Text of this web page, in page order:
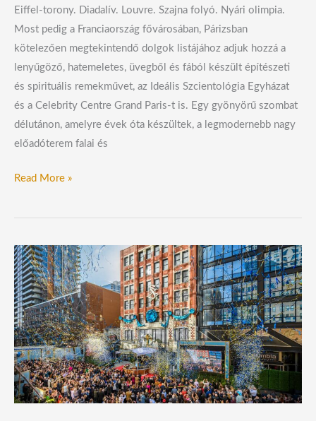
Eiffel-torony. Diadalív. Louvre. Szajna folyó. Nyári olimpia.
Most pedig a Franciaország fővárosában, Párizsban
kötelezően megtekintendő dolgok listájához adjuk hozzá a
lenyűgöző, hatemeletes, üvegből és fából készült építészeti
és spirituális remekművet, az Ideális Szcientológia Egyházat
és a Celebrity Centre Grand Paris-t is. Egy gyönyörű szombat
délutánon, amelyre évek óta készültek, a legmodernebb nagy
előadóterem falai és
Read More »
Szcientológia
Egyház
nyílt
a
„széles
vállak
városában”